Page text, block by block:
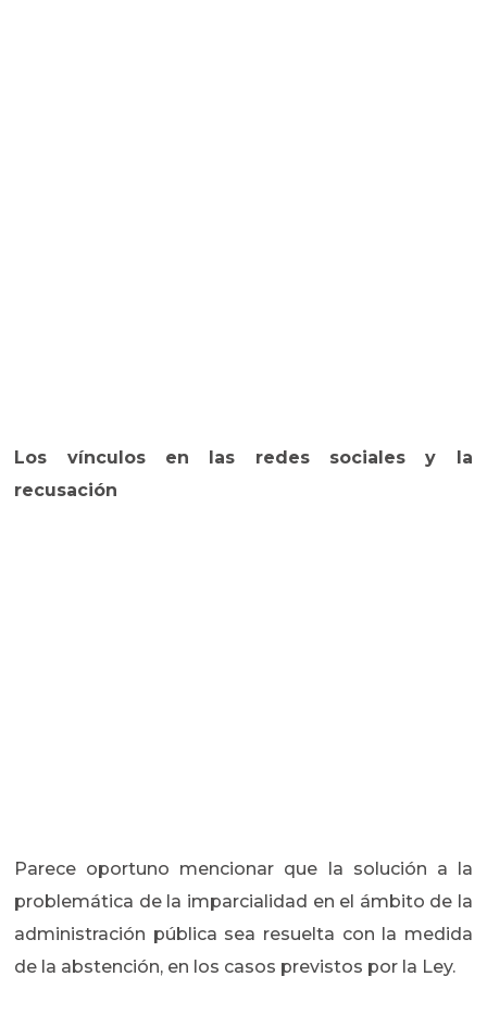
Los vínculos en las redes sociales y la
recusación
Parece oportuno mencionar que la solución a la
problemática de la imparcialidad en el ámbito de la
administración pública sea resuelta con la medida
de la abstención, en los casos previstos por la Ley.